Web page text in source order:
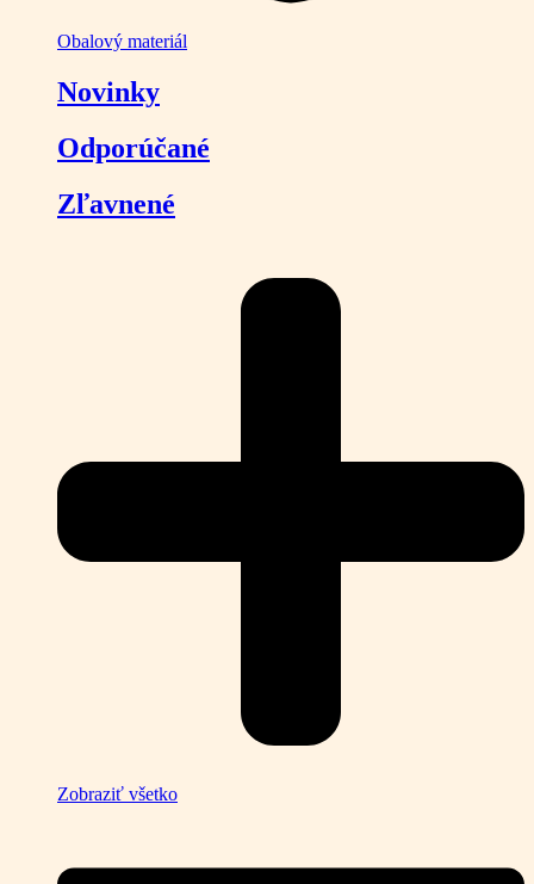
Obalový materiál
Novinky
Odporúčané
Zľavnené
Zobraziť všetko